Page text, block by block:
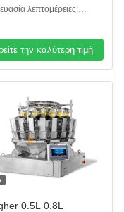
λεπτομέρειες:
την καλύτερη τιμή
0.5L 0.8L